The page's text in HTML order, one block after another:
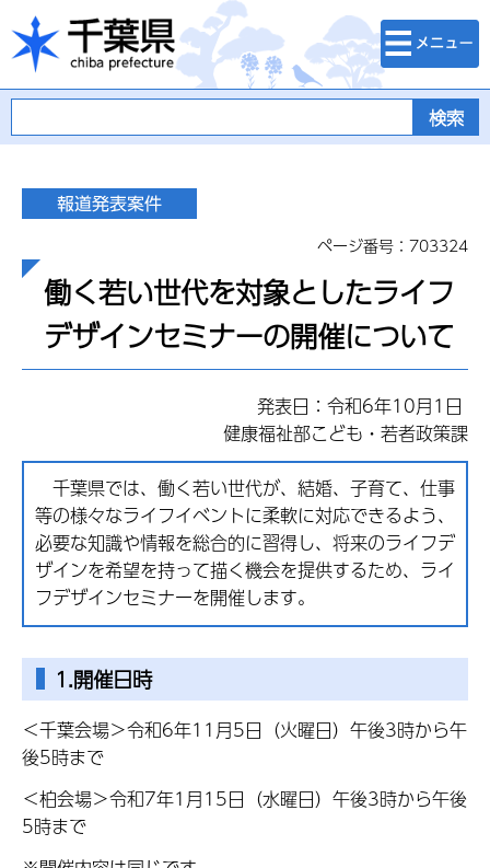
千葉県
検索・メニュ
ー
ページ番号：703324
働く若い世代を対象としたライフ
デザインセミナーの開催について
発表日：令和6年10月1日
健康福祉部こども・若者政策課
千葉県では、働く若い世代が、結婚、子育て、仕事
等の様々なライフイベントに柔軟に対応できるよう、
必要な知識や情報を総合的に習得し、将来のライフデ
ザインを希望を持って描く機会を提供するため、ライ
フデザインセミナーを開催します。
1.開催日時
＜千葉会場＞令和6年11月5日（火曜日）午後3時から午
後5時まで
＜柏会場＞令和7年1月15日（水曜日）午後3時から午後
5時まで